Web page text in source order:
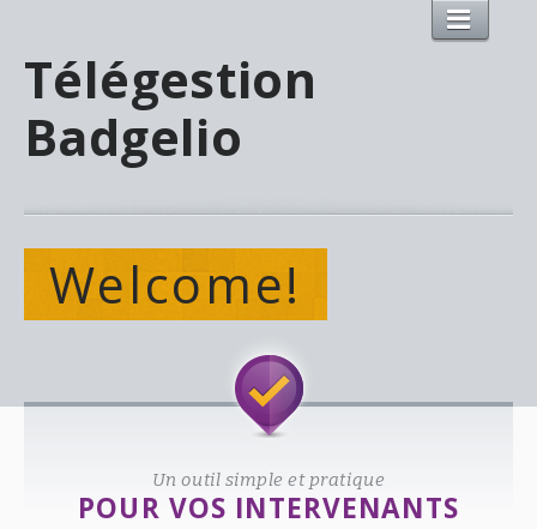
Télégestion
Badgelio
Welcome!
Un outil simple et pratique
POUR VOS INTERVENANTS